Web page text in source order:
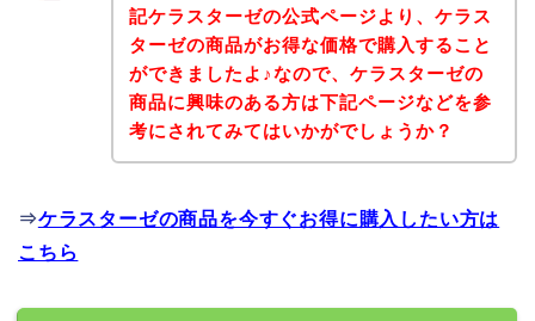
記ケラスターゼの公式ページより、ケラス
ターゼの商品がお得な価格で購入すること
ができましたよ♪なので、ケラスターゼの
商品に興味のある方は下記ページなどを参
考にされてみてはいかがでしょうか？
⇒ケラスターゼの商品を今すぐお得に購入したい方は
こちら